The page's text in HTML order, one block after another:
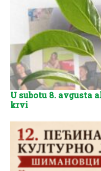
U subotu 8. avgusta
krvi